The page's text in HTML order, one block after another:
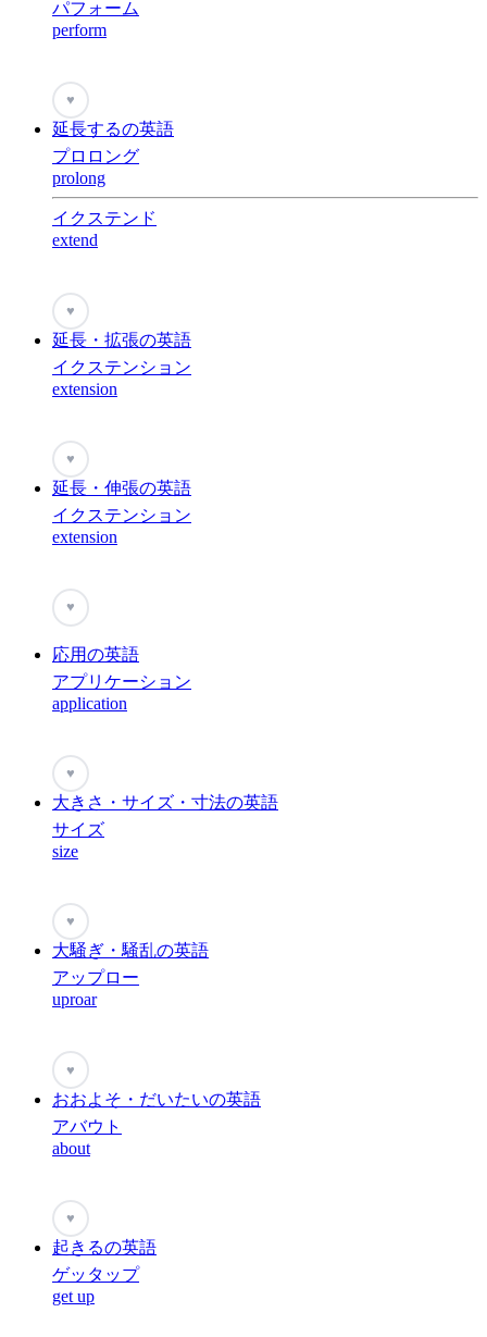
パフォーム
perform
♥
延長するの英語
プロロング
prolong
イクステンド
extend
♥
延長・拡張の英語
イクステンション
extension
♥
延長・伸張の英語
イクステンション
extension
♥
応用の英語
アプリケーション
application
♥
大きさ・サイズ・寸法の英語
サイズ
size
♥
大騒ぎ・騒乱の英語
アップロー
uproar
♥
おおよそ・だいたいの英語
アバウト
about
♥
起きるの英語
ゲッタップ
get up